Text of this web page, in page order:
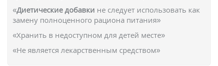
«Диетические добавки не следует использовать как
замену полноценного рациона питания»
«Хранить в недоступном для детей месте»
«Не является лекарственным средством»